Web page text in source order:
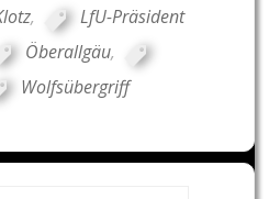
,
LfU-Präsident
Öberallgäu,
Wolfsübergriff